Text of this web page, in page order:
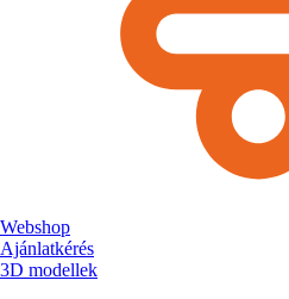
Webshop
Ajánlatkérés
3D modellek